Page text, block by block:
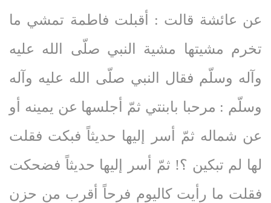
عن عائشة قالت : أقبلت فاطمة تمشي ما
تخرم مشيتها مشية النبي صلّى‌ الله‌ عليه‌
وآله‌ وسلّم فقال النبي صلّى‌ الله‌ عليه‌ وآله‌
وسلّم : مرحبا بابنتي ثمّ أجلسها عن يمينه أو
عن شماله ثمّ أسر إليها حديثاً فبكت فقلت
لها لم تبكين ؟! ثمّ أسر إليها حديثاً فضحكت
فقلت ما رأيت كاليوم فرحاً أقرب من حزن